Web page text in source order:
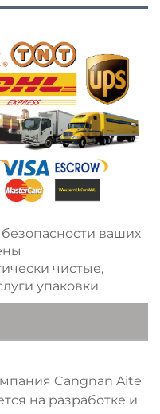
ваших
чистые,
упаковки.
Cangnan Aite
на разработке и